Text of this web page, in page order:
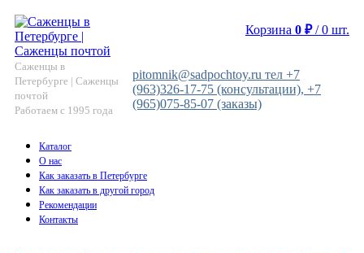
Саженцы в
Петербурге | Саженцы
почтой
Работаем с 1995 года
Корзина 0 ₽ /0 шт.
pitomnik@sadpochtoy.ru тел +7
(963)326-17-75 (консультации), +7
(965)075-85-07 (заказы)
Каталог
О нас
Как заказать в Петербурге
Как заказать в другой город
Рекомендации
Контакты